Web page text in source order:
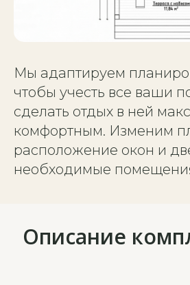
Мы адаптируем
чтобы учесть все ваши
сделать отдых в ней
комфортным. Изменим
расположение окон и
необходимые
Описание